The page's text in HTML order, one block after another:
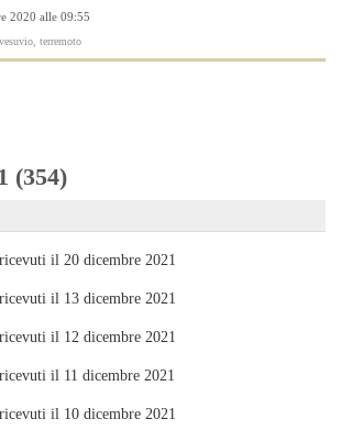
2020 alle 09:55
terremoto
(354)
il 20 dicembre 2021
il 13 dicembre 2021
il 12 dicembre 2021
il 11 dicembre 2021
il 10 dicembre 2021